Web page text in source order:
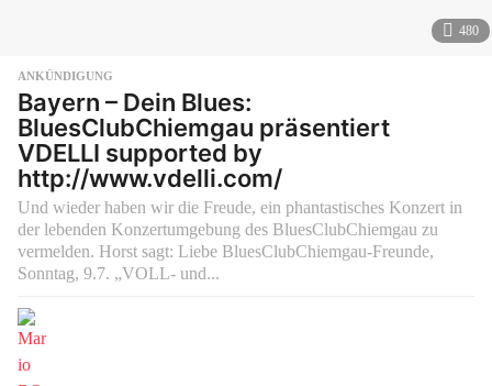
480
ANKÜNDIGUNG
Bayern – Dein Blues:
BluesClubChiemgau präsentiert
VDELLI supported by
http://www.vdelli.com/
Und wieder haben wir die Freude, ein phantastisches Konzert in
der lebenden Konzertumgebung des BluesClubChiemgau zu
vermelden. Horst sagt: Liebe BluesClubChiemgau-Freunde,
Sonntag, 9.7. „VOLL- und...